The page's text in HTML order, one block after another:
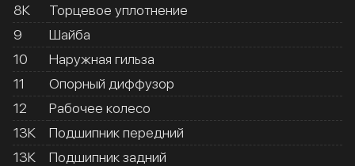
8К
Торцевое уплотнение
9
Шайба
10
Наружная гильза
11
Опорный диффузор
12
Рабочее колесо
13К
Подшипник передний
13К
Подшипник задний